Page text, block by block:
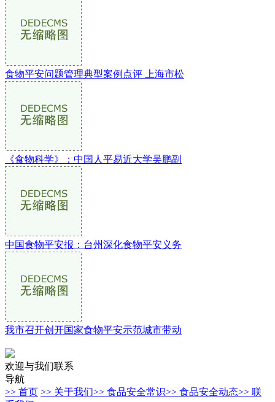
食物平安问题管理典型案例点评 上海市松
《食物科学》：中国人平易近大学吴鹏副
中国食物平安报：台州深化食物平安义务
我市召开创开国家食物平安示范城市带动
欢迎与我们联系
导航
>> 首页 >> 关于我们>> 食品安全常识>> 食品安全动态>> 联